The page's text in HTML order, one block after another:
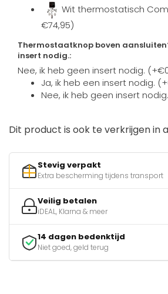
Wit thermostatisch
€74,95)
Thermostaatknop boven
insert nodig.:
Nee, ik heb geen insert nodig.
Ja, ik heb een insert nodig.
Nee, ik heb geen insert
Dit product is ook te verkrijgen in
Stevig verpakt
Extra bescherming tijdens transport
Veilig betalen
iDEAL, Klarna & meer
14 dagen bedenktijd
Niet goed, geld terug